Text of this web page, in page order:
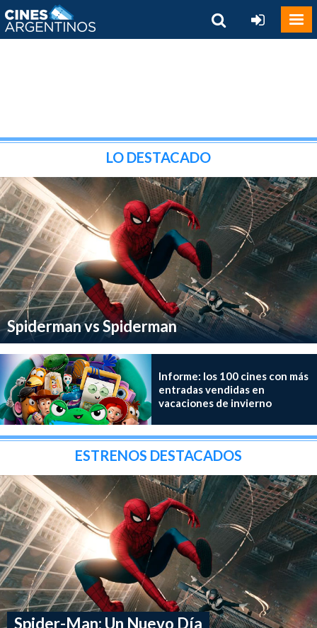
LO DESTACADO
Spiderman vs Spiderman
Informe: los 100 cines con más
entradas vendidas en
vacaciones de invierno
ESTRENOS DESTACADOS
Spider-Man: Un Nuevo Día